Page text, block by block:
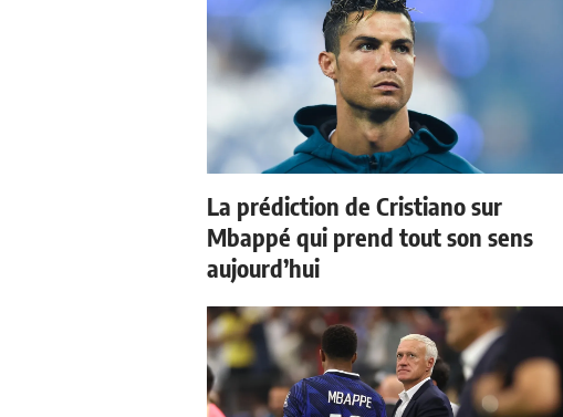
La prédiction de Cristiano sur
Mbappé qui prend tout son sens
aujourd’hui